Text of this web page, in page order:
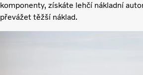
komponenty, získáte lehčí nákladní
převážet těžší náklad.